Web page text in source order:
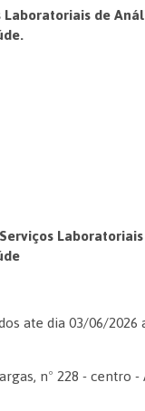
de
.
ate dia 03/06/2026
nº 228 - centro -